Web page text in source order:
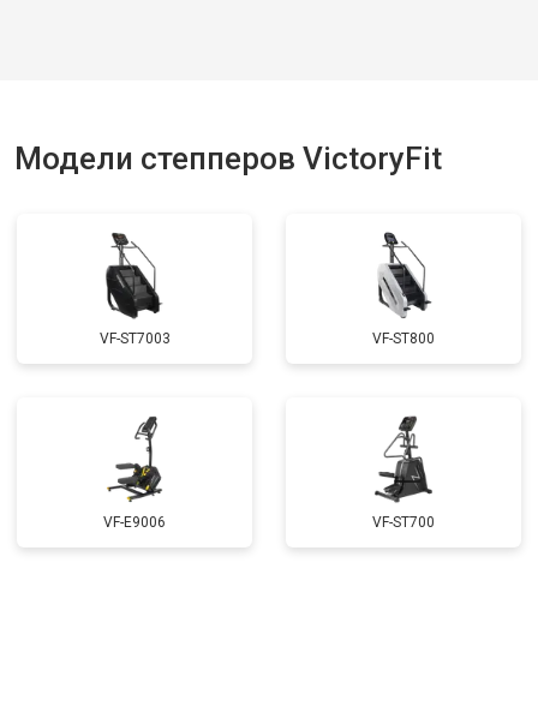
Модели степперов VictoryFit
VF-ST7003 VF-ST800
VF-E9006 VF-ST700